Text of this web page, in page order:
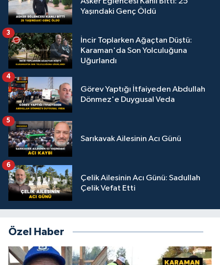
Yaşındaki Genç Öldü
İncir Toplarken Ağaçtan Düştü:
Karaman'da Son Yolculuğuna
Uğurlandı
3
Görev Yaptığı İtfaiyeden Abdullah
Dönmez'e Duygusal Veda
4
Sarıkavak Ailesinin Acı Günü
5
Çelik Ailesinin Acı Günü: Sadullah
Çelik Vefat Etti
6
Özel Haber